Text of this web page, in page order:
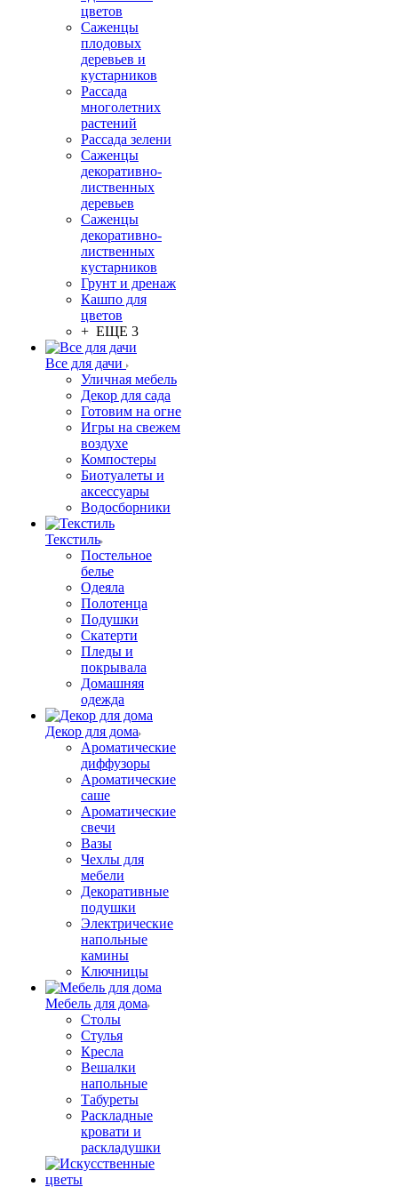
цветов
Саженцы
плодовых
деревьев и
кустарников
Рассада
многолетних
растений
Рассада зелени
Саженцы
декоративно-
лиственных
деревьев
Саженцы
декоративно-
лиственных
кустарников
Грунт и дренаж
Кашпо для
цветов
+ ЕЩЕ 3
Все для дачи
Уличная мебель
Декор для сада
Готовим на огне
Игры на свежем
воздухе
Компостеры
Биотуалеты и
аксессуары
Водосборники
Текстиль
Постельное
белье
Одеяла
Полотенца
Подушки
Скатерти
Пледы и
покрывала
Домашняя
одежда
Декор для дома
Ароматические
диффузоры
Ароматические
саше
Ароматические
свечи
Вазы
Чехлы для
мебели
Декоративные
подушки
Электрические
напольные
камины
Ключницы
Мебель для дома
Столы
Стулья
Кресла
Вешалки
напольные
Табуреты
Раскладные
кровати и
раскладушки